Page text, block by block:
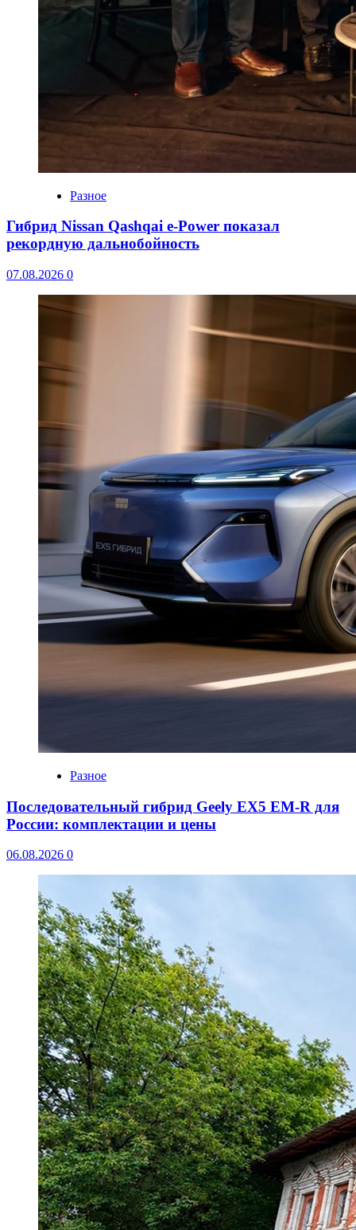
Разное
Гибрид Nissan Qashqai e-Power показал
рекордную дальнобойность
07.08.2026 0
Разное
Последовательный гибрид Geely EX5 EM-R для
России: комплектации и цены
06.08.2026 0